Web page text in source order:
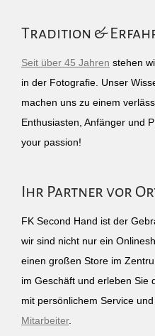
Tradition &
Seit über 45 Jahren stehen
in der Fotografie. Unser
machen uns zu einem
Enthusiasten, Anfänger und
your passion!
Ihr Partner vor
FK Second Hand ist der
wir sind nicht nur ein
einen großen Store im
im Geschäft und erleben Sie
mit persönlichem Service
Mitarbeiter.